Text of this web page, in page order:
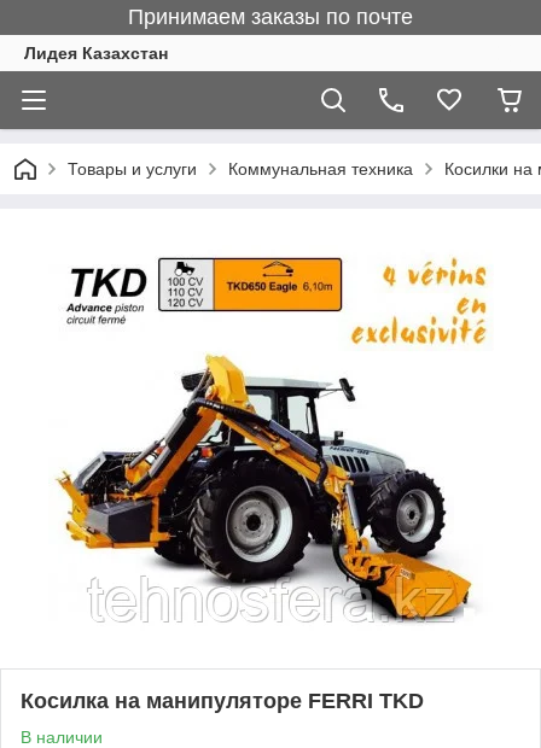
Принимаем заказы по почте
Лидея Казахстан
Товары и услуги Коммунальная техника Косилки на
Косилка на манипуляторе FERRI TKD
В наличии